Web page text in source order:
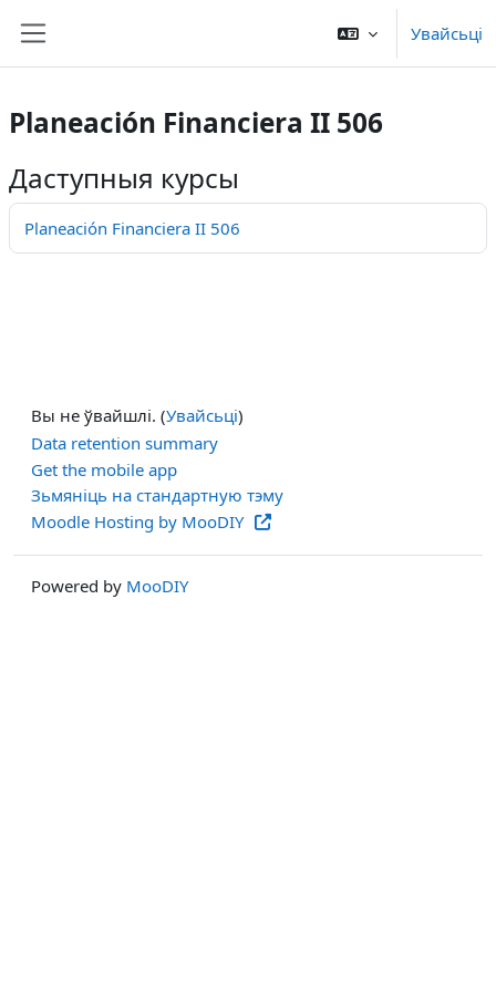
Увайсьці
Planeación Financiera II 506
Даступныя курсы
Planeación Financiera II 506
Вы не ўвайшлі. (Увайсьці)
Data retention summary
Get the mobile app
Зьмяніць на стандартную тэму
Moodle Hosting by MooDIY
Powered by MooDIY